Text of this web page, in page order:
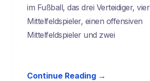
im Fußball, das drei Verteidiger, vier
Mittelfeldspieler, einen offensiven
Mittelfeldspieler und zwei
Continue Reading →